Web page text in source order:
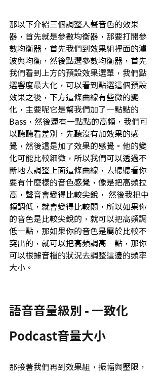
那以下介紹三個調整人聲音色的效果
器，首先就是參數均衡器，那要打開參
數均衡器，首先我們到效果組裡面的濾
波與均衡，然後點選參數均衡器，首先
我們看到上方的預設效果選單，我們點
選響度最大化，可以看到點選這個預設
效果之後，下方這條曲線有些微的變
化，主要呢它是幫我們加了一點點的
Bass，然後還有一點點的高頻，我們可
以聽聽看差別，先聽沒有加效果的感
覺，然後這是加了效果的感覺。他的變
化可能比較細微，所以我們可以透過不
斷地去調整上面這條曲線，去聽聽看你
要有什麼樣的音色感覺，像是把高頻拉
高，聲音會變得比較尖銳， 然後我把中
頻調低，就會變得比較悶，所以如果你
的音色是比較尖銳的，就可以把高頻調
低一點，那如果你的音色是屬於比較不
突出的，就可以把高頻調高一點，那你
可以根據音檔的狀況去調整這邊的頻率
大小。
語音音量級別 - 一致化
Podcast音量大小
那接著我們再到效果組，振幅與壓限，